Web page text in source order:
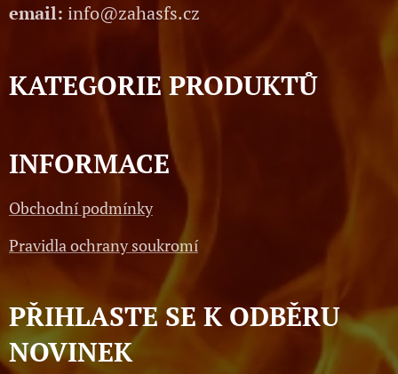
email: info@zahasfs.cz
KATEGORIE PRODUKTŮ
INFORMACE
Obchodní podmínky
Pravidla ochrany soukromí
PŘIHLASTE SE K ODBĚRU
NOVINEK